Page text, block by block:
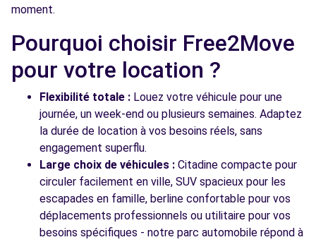
moment.
Pourquoi choisir Free2Move
pour votre location ?
Flexibilité totale : Louez votre véhicule pour une
journée, un week-end ou plusieurs semaines. Adaptez
la durée de location à vos besoins réels, sans
engagement superflu.
Large choix de véhicules : Citadine compacte pour
circuler facilement en ville, SUV spacieux pour les
escapades en famille, berline confortable pour vos
déplacements professionnels ou utilitaire pour vos
besoins spécifiques - notre parc automobile répond à